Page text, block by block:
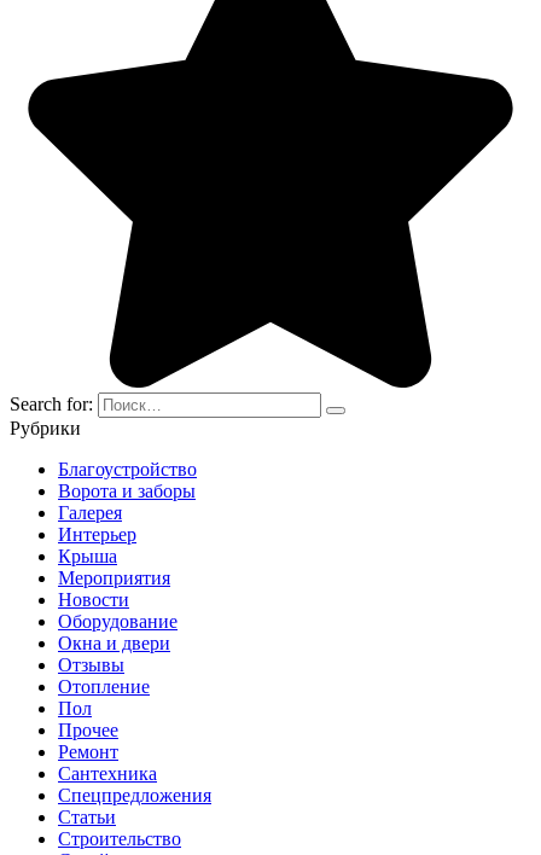
Search for:
Рубрики
Благоустройство
Ворота и заборы
Галерея
Интерьер
Крыша
Мероприятия
Новости
Оборудование
Окна и двери
Отзывы
Отопление
Пол
Прочее
Ремонт
Сантехника
Спецпредложения
Статьи
Строительство